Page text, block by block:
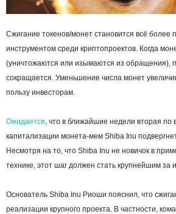
Сжигание токенов/монет становится всё более
инструментом среди криптопроектов. Когда
(уничтожаются или изымаются из обращения),
сокращается. Уменьшение числа монет
пользу инвесторам.
Ожидается , что в ближайшие недели вторая по
капитализации монета-мем Shiba Inu
Несмотря на то, что Shiba Inu не новичок в
технике, этот шаг должен стать крупнейшим за
Основатель Shiba Inu Риоши пояснил, что
реализации крупного проекта. В частности,